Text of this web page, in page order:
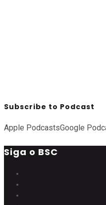
Subscribe to Podcast
Apple PodcastsGoogle
Siga o BSC